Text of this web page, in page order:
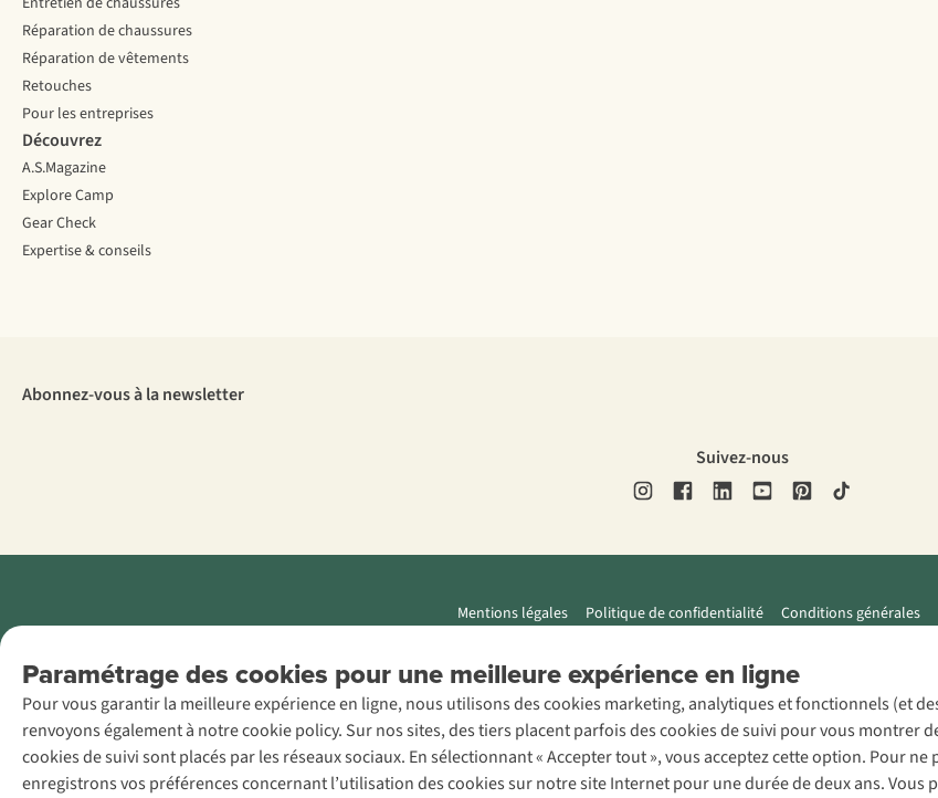
Paramétrage des cookies pour une meilleure expérience en ligne
Pour vous garantir la meilleure expérience en ligne, nous utilisons des cookies marketing, analytiques et fonctionnels (et
renvoyons également à notre cookie policy. Sur nos sites, des tiers placent parfois des cookies de suivi pour vous montrer
cookies de suivi sont placés par les réseaux sociaux. En sélectionnant « Accepter tout », vous acceptez cette option. Pour
enregistrons vos préférences concernant l’utilisation des cookies sur notre site Internet pour une durée de deux ans.
Réparation de chaussures
Réparation de vêtements
Retouches
Pour les entreprises
Découvrez
A.S.Magazine
Explore Camp
Gear Check
Expertise & conseils
Abonnez-vous à la newsletter
Suivez-nous
Mentions légales Politique de confidentialité Conditions générales
AS Adventure
Luxemburg SA,
Boulevard F.W.
Raiffeisen 25, L-
2411
Luxembourg